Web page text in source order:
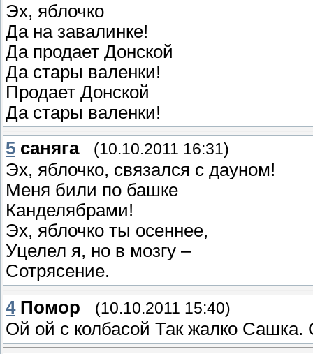
Эх, яблочко
Да на завалинке!
Да продает Донской
Да стары валенки!
Продает Донской
Да стары валенки!
5 саняга (10.10.2011 16:31)
Эх, яблочко, связался с дауном!
Меня били по башке
Канделябрами!
Эх, яблочко ты осеннее,
Уцелел я, но в мозгу –
Сотрясение.
4 Помор (10.10.2011 15:40)
Ой ой с колбасой Так жалко